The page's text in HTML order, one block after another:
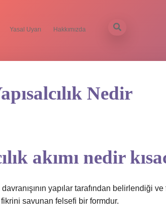
Yasal Uyarı Hakkımızda
Nedir
akımı nedir
davranışının yapılar tarafından belirlendiği
savunan felsefi bir formdur.